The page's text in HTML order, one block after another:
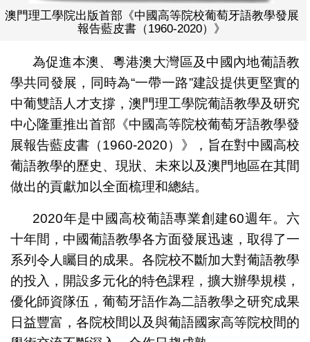
澳門理工學院出版首部《中國高等院校葡萄牙語教學發展
報告藍皮書（1960-2020）》
為促進本澳、粵港澳大灣區及中國內地葡語教
學共同發展，同時為“一帶一路”建設提供更堅實的
中葡雙語人才支撐，澳門理工學院葡語教學及研究
中心隆重推出首部《中國高等院校葡萄牙語教學發
展報告藍皮書（1960-2020）》，旨在對中國高校
葡語教學的歷史、現狀、未來以及澳門地區在其間
做出的貢獻加以全面梳理和總結。
2020年是中國高校葡語專業創建60週年。六
十年間，中國葡語教學各方面發展迅速，取得了一
系列令人矚目的成果。各院校不斷加大對葡語教學
的投入，開設多元化的特色課程，擴大辦學規模，
優化師資隊伍，葡萄牙語作為二語教學之研究成果
日益豐富，各院校間以及與葡語國家高等院校間的